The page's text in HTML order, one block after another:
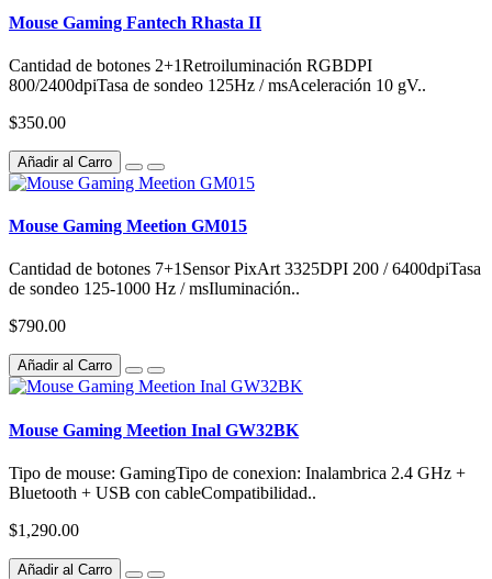
Mouse Gaming Fantech Rhasta II
Cantidad de botones 2+1Retroiluminación RGBDPI
800/2400dpiTasa de sondeo 125Hz / msAceleración 10 gV..
$350.00
Añadir al Carro
Mouse Gaming Meetion GM015
Cantidad de botones 7+1Sensor PixArt 3325DPI 200 / 6400dpiTasa
de sondeo 125-1000 Hz / msIluminación..
$790.00
Añadir al Carro
Mouse Gaming Meetion Inal GW32BK
Tipo de mouse: GamingTipo de conexion: Inalambrica 2.4 GHz +
Bluetooth + USB con cableCompatibilidad..
$1,290.00
Añadir al Carro